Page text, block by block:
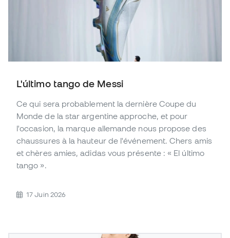
L'último tango de Messi
Ce qui sera probablement la dernière Coupe du
Monde de la star argentine approche, et pour
l'occasion, la marque allemande nous propose des
chaussures à la hauteur de l'événement. Chers amis
et chères amies, adidas vous présente : « El último
tango ».
17 Juin 2026